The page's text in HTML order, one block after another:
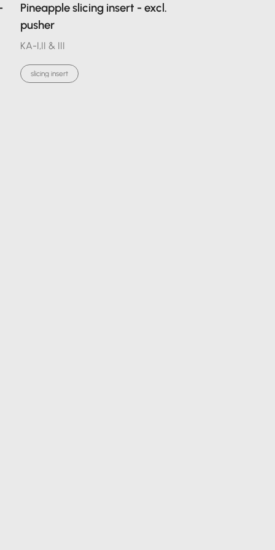
Pineapple slicing insert - excl.
pusher
KA-I,II & III
slicing insert